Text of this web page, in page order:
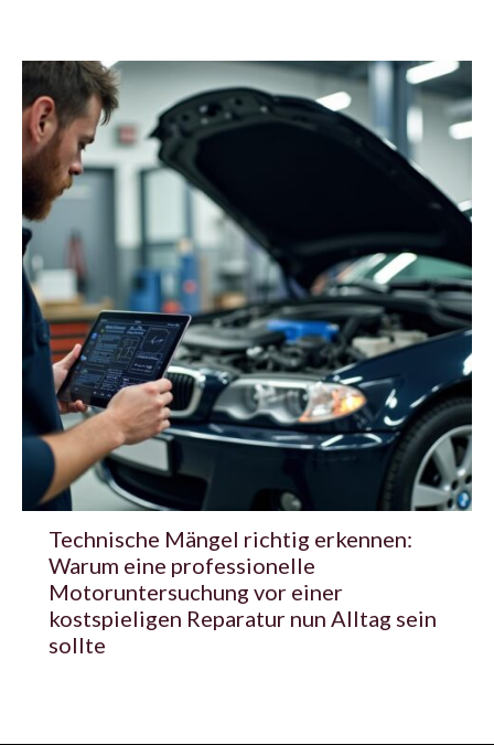
Technische Mängel richtig erkennen:
Warum eine professionelle
Motoruntersuchung vor einer
kostspieligen Reparatur nun Alltag sein
sollte